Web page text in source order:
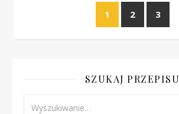
1 2 3
SZUKAJ PRZEPISU